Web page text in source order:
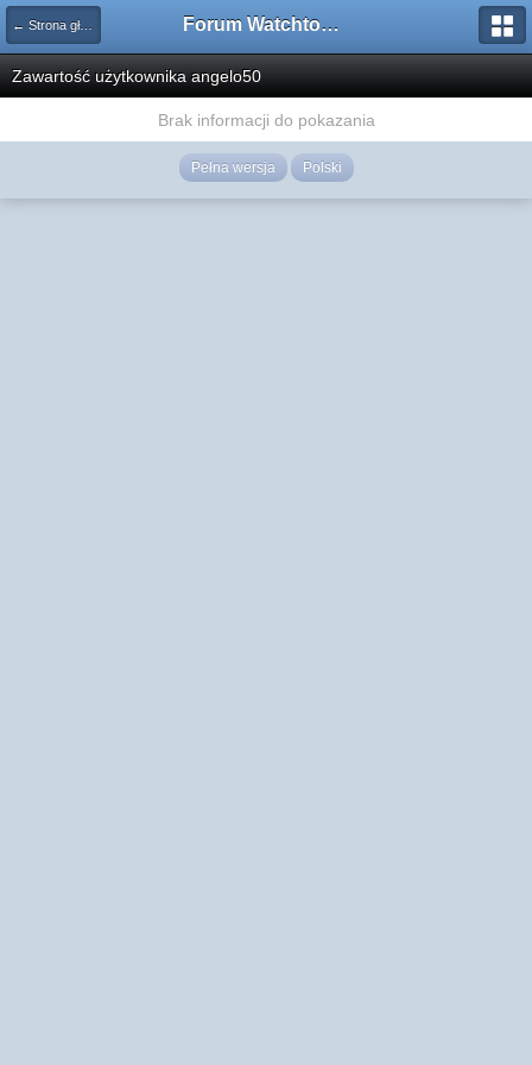
← Strona główna Forum Watchtower
Zawartość użytkownika angelo50
Brak informacji do pokazania
Pełna wersja Polski